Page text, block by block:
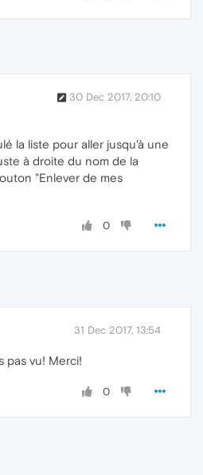
30 Dec 2017, 20:10
la liste pour aller jusqu'à une
à droite du nom de la
"Enlever de mes
0
31 Dec 2017, 13:54
pas vu! Merci!
0